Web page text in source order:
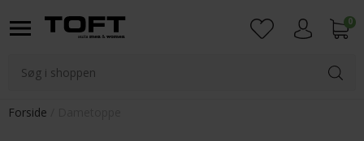
0
Forside